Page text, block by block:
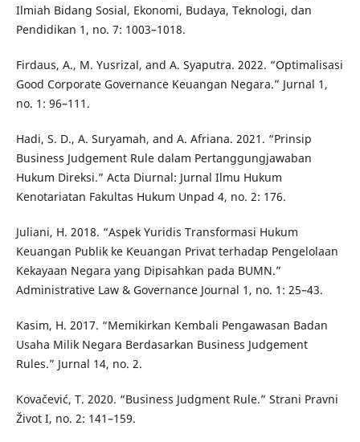
Ilmiah Bidang Sosial, Ekonomi, Budaya, Teknologi, dan
Pendidikan 1, no. 7: 1003–1018.
Firdaus, A., M. Yusrizal, and A. Syaputra. 2022. “Optimalisasi
Good Corporate Governance Keuangan Negara.” Jurnal 1,
no. 1: 96–111.
Hadi, S. D., A. Suryamah, and A. Afriana. 2021. “Prinsip
Business Judgement Rule dalam Pertanggungjawaban
Hukum Direksi.” Acta Diurnal: Jurnal Ilmu Hukum
Kenotariatan Fakultas Hukum Unpad 4, no. 2: 176.
Juliani, H. 2018. “Aspek Yuridis Transformasi Hukum
Keuangan Publik ke Keuangan Privat terhadap Pengelolaan
Kekayaan Negara yang Dipisahkan pada BUMN.”
Administrative Law & Governance Journal 1, no. 1: 25–43.
Kasim, H. 2017. “Memikirkan Kembali Pengawasan Badan
Usaha Milik Negara Berdasarkan Business Judgement
Rules.” Jurnal 14, no. 2.
Kovačević, T. 2020. “Business Judgment Rule.” Strani Pravni
Život I, no. 2: 141–159.